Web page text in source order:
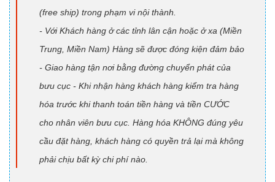
(free ship) trong phạm vi nội thành.
- Với Khách hàng ở các tỉnh lân cận hoặc ở xa (Miền
Trung, Miền Nam) Hàng sẽ được đóng kiện đảm bảo
- Giao hàng tận nơi bằng đường chuyển phát của
bưu cục - Khi nhận hàng khách hàng kiểm tra hàng
hóa trước khi thanh toán tiền hàng và tiền CƯỚC
cho nhân viên bưu cục. Hàng hóa KHÔNG đúng yêu
cầu đặt hàng, khách hàng có quyền trả lại mà không
phải chịu bất kỳ chi phí nào.